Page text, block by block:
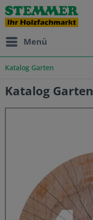
Menü
Katalog Garten
Katalog Garten